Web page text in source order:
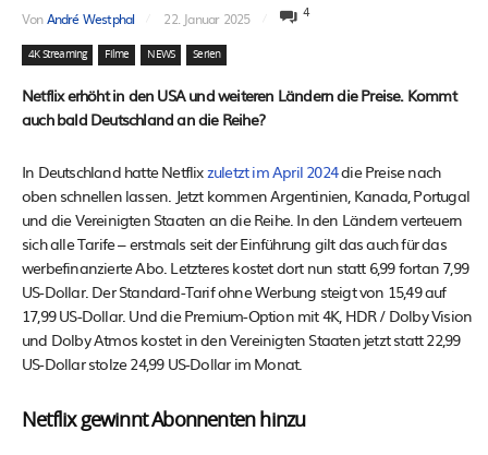
VonAndré Westphal 22. Januar 2025 4
4K Streaming Filme NEWS Serien
Netflix erhöht in den USA und weiteren Ländern die Preise. Kommt
auch bald Deutschland an die Reihe?
In Deutschland hatte Netflixzuletzt im April 2024die Preise nach
oben schnellen lassen. Jetzt kommen Argentinien, Kanada, Portugal
und die Vereinigten Staaten an die Reihe. In den Ländern verteuern
sich alle Tarife – erstmals seit der Einführung gilt das auch für das
werbefinanzierte Abo. Letzteres kostet dort nun statt 6,99 fortan 7,99
US-Dollar. Der Standard-Tarif ohne Werbung steigt von 15,49 auf
17,99 US-Dollar. Und die Premium-Option mit 4K, HDR / Dolby Vision
und Dolby Atmos kostet in den Vereinigten Staaten jetzt statt 22,99
US-Dollar stolze 24,99 US-Dollar im Monat.
Netflix gewinnt Abonnenten hinzu